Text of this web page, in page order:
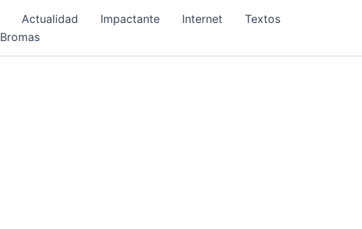
Actualidad Impactante Internet
Textos
Bromas